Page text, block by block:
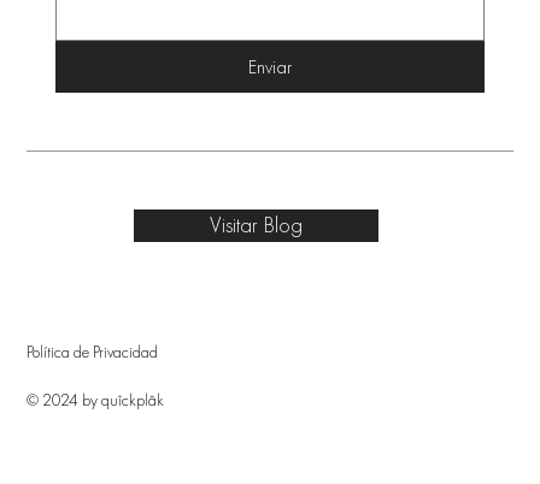
Enviar
Política de Privacidad
© 2024 by quîckplâk
Visitar Blog